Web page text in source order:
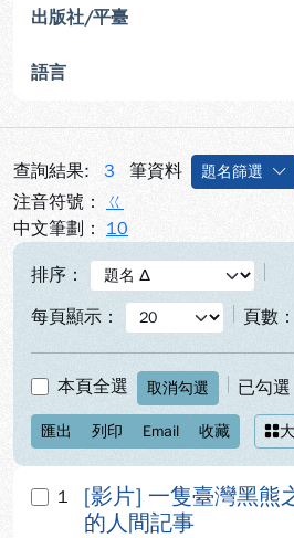
出版社/平臺
語言
查詢結果: 3 筆資料 題名篩選
注音符號：
ㄍ
中文筆劃： 10
排序：
每頁顯示：
頁數：
本頁全選 取消勾選 已勾選
匯出 列印 Email 收藏
1
[影片] 一隻臺灣黑
的人間記事